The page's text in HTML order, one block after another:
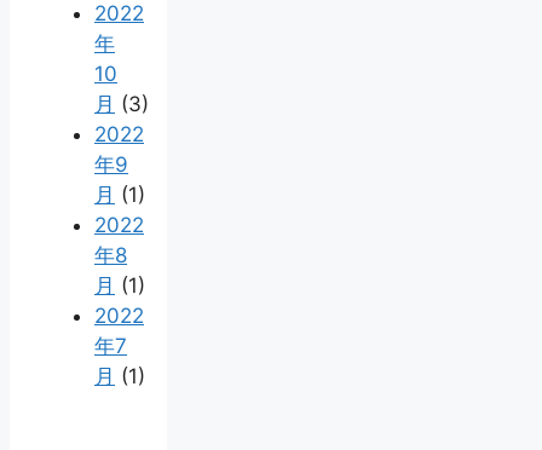
2022
年
10
月 (3)
2022
年9
月 (1)
2022
年8
月 (1)
2022
年7
月 (1)